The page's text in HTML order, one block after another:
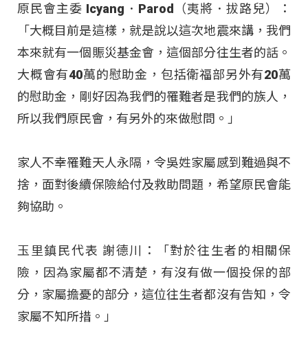
原民會主委 Icyang．Parod（夷將．拔路兒）：
「大概目前是這樣，就是說以這次地震來講，我們
本來就有一個賑災基金會，這個部分往生者的話。
大概會有40萬的慰助金，包括衛福部另外有20萬
的慰助金，剛好因為我們的罹難者是我們的族人，
所以我們原民會，有另外的來做慰問。」
家人不幸罹難天人永隔，令吳姓家屬感到難過與不
捨，面對後續保險給付及救助問題，希望原民會能
夠協助。
玉里鎮民代表 謝德川：「對於往生者的相關保
險，因為家屬都不清楚，有沒有做一個投保的部
分，家屬擔憂的部分，這位往生者都沒有告知，令
家屬不知所措。」